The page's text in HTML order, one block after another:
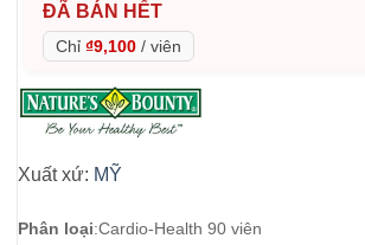
ĐÃ BÁN HẾT
Chỉ ₫9,100 / viên
Xuất xứ: MỸ
Phân loại:Cardio-Health 90 viên